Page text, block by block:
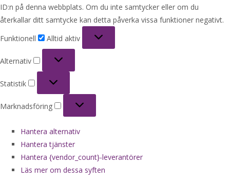
ID:n på denna webbplats. Om du inte samtycker eller om du
återkallar ditt samtycke kan detta påverka vissa funktioner negativt.
Funktionell
Alltid aktiv
Alternativ
Statistik
Marknadsföring
Hantera alternativ
Hantera tjänster
Hantera {vendor_count}-leverantörer
Läs mer om dessa syften